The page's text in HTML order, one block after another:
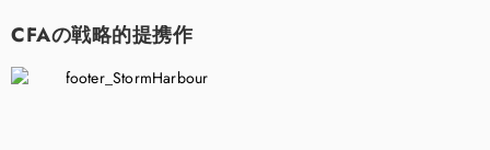
CFAの戦略的提携作